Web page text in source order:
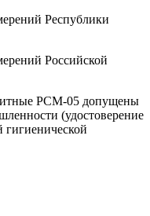
Республики
Российской
РСМ-05 допущены
(удостоверение